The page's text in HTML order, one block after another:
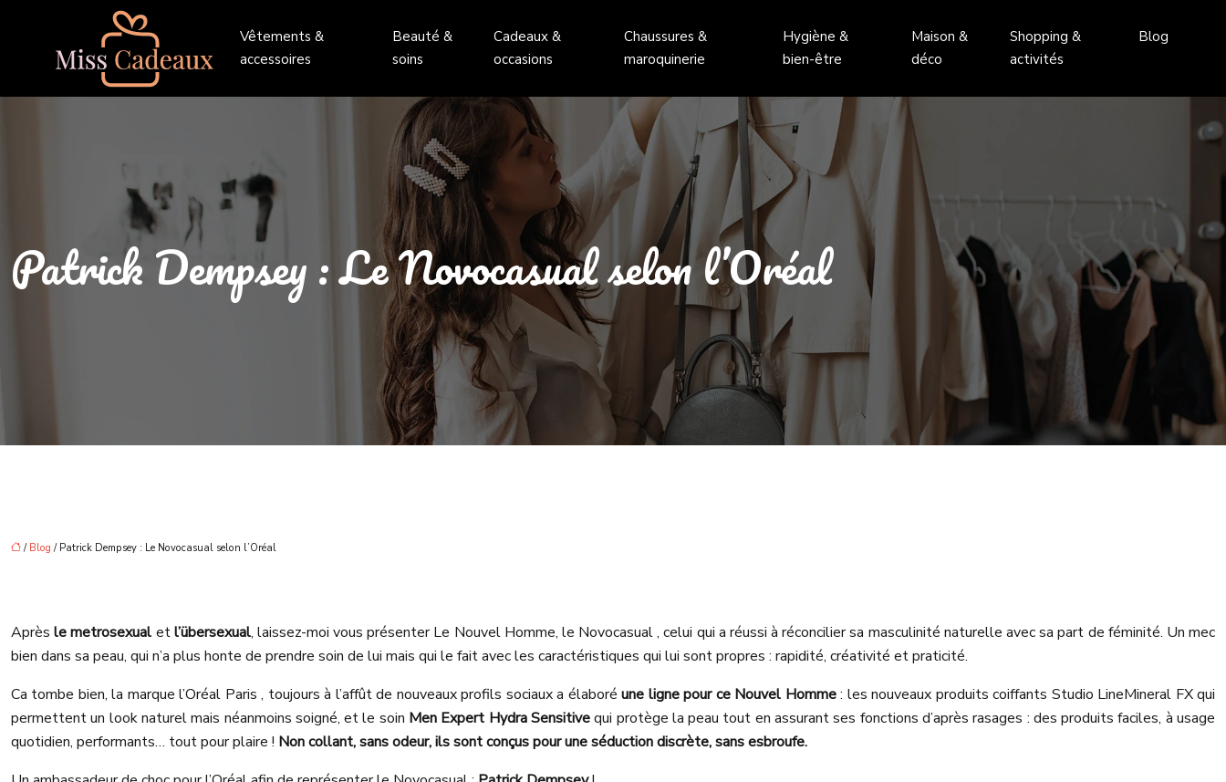
Vêtements &
accessoires
Beauté &
soins
Cadeaux &
occasions
Chaussures &
maroquinerie
Hygiène &
bien-être
Maison &
déco
Shopping &
activités
Blog
Patrick Dempsey : Le Novocasual selon l’Oréal
/ Blog / Patrick Dempsey : Le Novocasual selon l’Oréal
Après le metrosexual etl’übersexual, laissez-moi vous présenter Le Nouvel Homme, le Novocasual , celui qui a réussi à réconcilier sa masculinité naturelle avec sa part de féminité. Un mec
bien dans sa peau, qui n’a plus honte de prendre soin de lui mais qui le fait avec les caractéristiques qui lui sont propres : rapidité, créativité et praticité.
Ca tombe bien, la marque l’Oréal Paris , toujours à l’affût de nouveaux profils sociaux a élaboréune ligne pour ce Nouvel Homme: les nouveaux produits coiffants Studio LineMineral FX qui
permettent un look naturel mais néanmoins soigné, et le soin Men Expert Hydra Sensitivequi protège la peau tout en assurant ses fonctions d’après rasages : des produits faciles, à usage
quotidien, performants… tout pour plaire ! Non collant, sans odeur, ils sont conçus pour une séduction discrète, sans esbroufe.